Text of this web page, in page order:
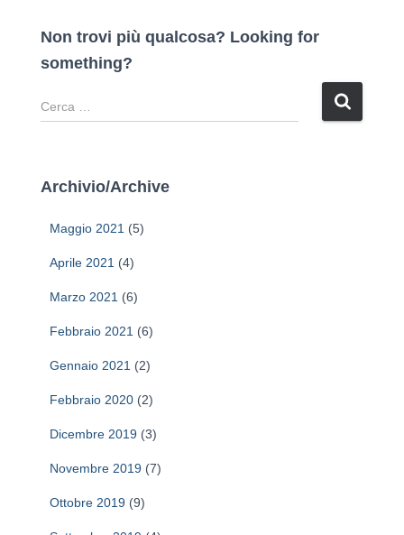
Non trovi più qualcosa? Looking for
something?
R
i
Archivio/Archive
Maggio 2021 (5)
Aprile 2021 (4)
Marzo 2021 (6)
Febbraio 2021 (6)
Gennaio 2021 (2)
Febbraio 2020 (2)
Dicembre 2019 (3)
Novembre 2019 (7)
Ottobre 2019 (9)